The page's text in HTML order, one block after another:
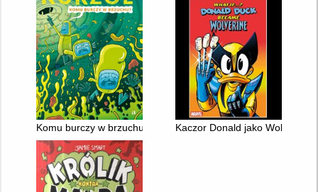
Komu burczy w brzuchu? Kaczor Donald jako Wolverine